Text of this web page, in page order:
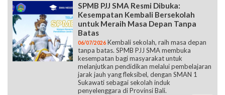
SPMB PJJ SMA Resmi Dibuka:
Kesempatan Kembali Bersekolah
untuk Meraih Masa Depan Tanpa
Batas
06/07/2026 Kembali sekolah, raih masa depan
tanpa batas. SPMB PJJ SMA membuka
kesempatan bagi masyarakat untuk
melanjutkan pendidikan melalui pembelajaran
jarak jauh yang fleksibel, dengan SMAN 1
Sukawati sebagai sekolah induk
penyelenggara di Provinsi Bali.